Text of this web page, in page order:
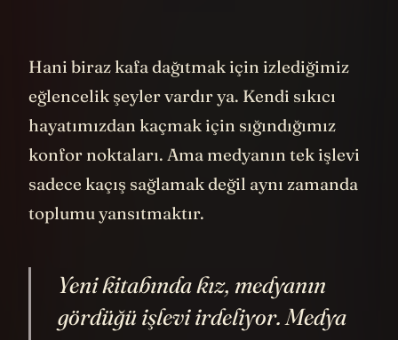
olarak filmdeki gizemli ses ve sivillere
sessizce zarar veren ve dezenformasyon
yapan kırmızı broşürler de bu karışıklığın
yayılmasını kolaylaştırır.
Üçüncü adım: İç savaş.
bulamazlarsa, teorik ve "doğal olarak"
birbirlerine saldırırlar. Şiddet de bir
pandemi gibi yayılma potansiyeline